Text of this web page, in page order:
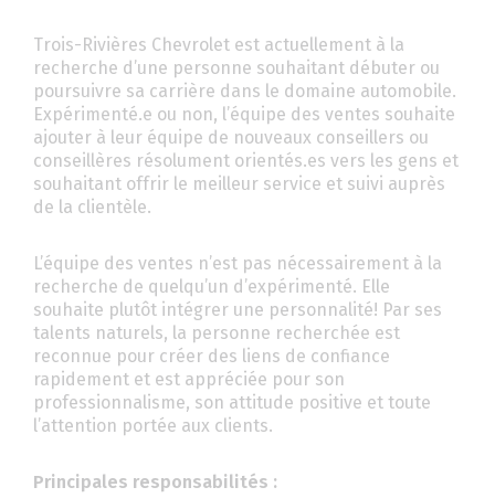
Trois-Rivières Chevrolet est actuellement à la
recherche d’une personne souhaitant débuter ou
poursuivre sa carrière dans le domaine automobile.
Expérimenté.e ou non, l’équipe des ventes souhaite
ajouter à leur équipe de nouveaux conseillers ou
conseillères résolument orientés.es vers les gens et
souhaitant offrir le meilleur service et suivi auprès
de la clientèle.
L’équipe des ventes n’est pas nécessairement à la
recherche de quelqu’un d’expérimenté. Elle
souhaite plutôt intégrer une personnalité! Par ses
talents naturels, la personne recherchée est
reconnue pour créer des liens de confiance
rapidement et est appréciée pour son
professionnalisme, son attitude positive et toute
l’attention portée aux clients.
Principales responsabilités :